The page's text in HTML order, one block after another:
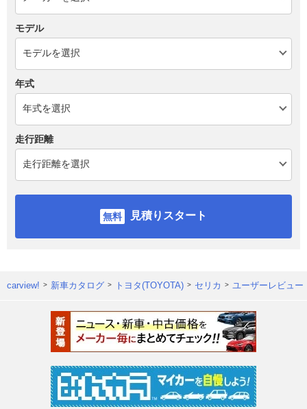
モデル
年式
走行距離
見積りスタート
carview! 新車カタログ トヨタ(TOYOTA) セリカ ユーザーレビュー